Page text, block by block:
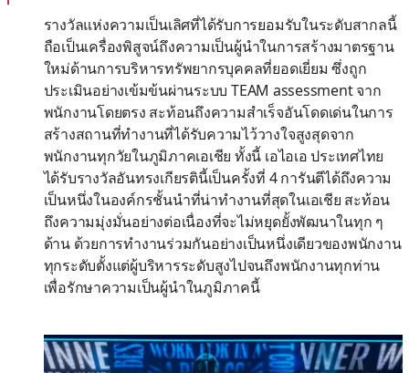
รางวัลแห่งความเป็นเลิศที่ได้รับการยอมรับในระดับสากลนี้
ถือเป็นเครื่องพิสูจน์ถึงความเป็นผู้นำในการสร้างมาตรฐาน
ใหม่ด้านการบริหารทรัพยากรบุคคลที่ยอดเยี่ยม ซึ่งถูก
ประเมินอย่างเข้มข้นผ่านระบบ TEAM assessmentจาก
พนักงานโดยตรง สะท้อนถึงความสำเร็จอันโดดเด่นในการ
สร้างสถานที่ทำงานที่ได้รับความไว้วางใจสูงสุดจาก
พนักงานทุกวัยในภูมิภาคเอเชีย ทั้งนี้ เอไอเอ ประเทศไทย
ได้รับรางวัลอันทรงเกียรตินี้เป็นครั้งที่ 4การันตีได้ถึงความ
เป็นหนึ่งในองค์กรชั้นนำที่น่าทำงานที่สุดในเอเชีย สะท้อน
ถึงความมุ่งมั่นอย่างต่อเนื่องที่จะไม่หยุดยั้งพัฒนาในทุก ๆ
ด้าน ด้วยการทำงานร่วมกันอย่างเป็นหนึ่งเดียวของพนักงาน
ทุกระดับตั้งแต่ผู้บริหารระดับสูงไปจนถึงพนักงานทุกท่าน
เพื่อรักษาความเป็นผู้นำในภูมิภาคนี้